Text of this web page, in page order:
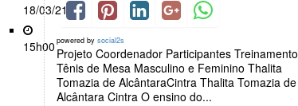
18/03/21
15h00 powered bysocial2s
Projeto Coordenador Participantes Treinamento
Tênis de Mesa Masculino e Feminino Thalita
Tomazia de AlcântaraCintra Thalita Tomazia de
Alcântara Cintra O ensino do...